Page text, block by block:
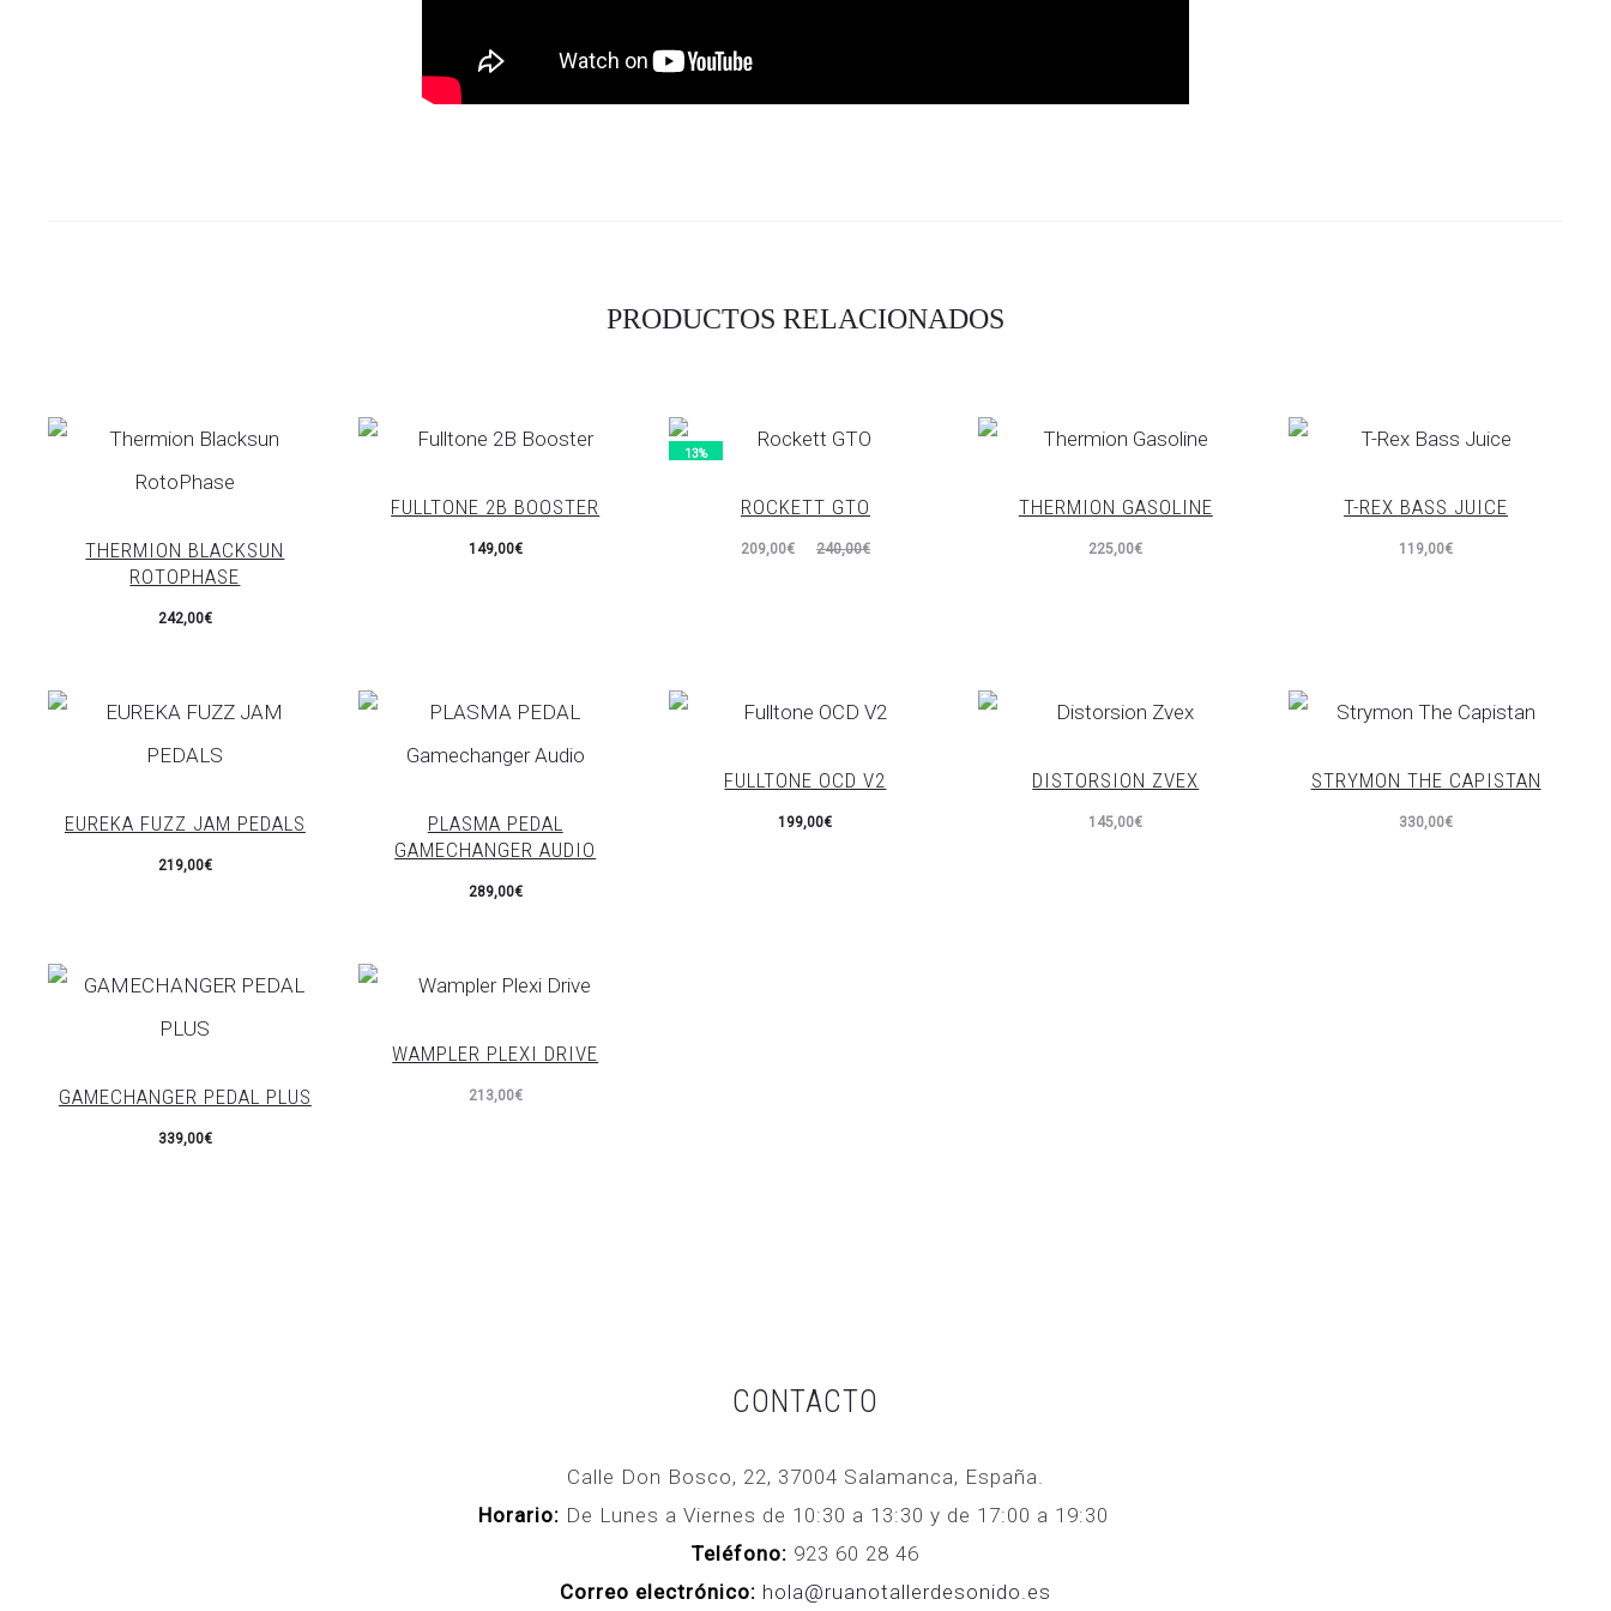
PRODUCTOS RELACIONADOS
THERMION BLACKSUN
ROTOPHASE
242,00€
FULLTONE 2B BOOSTER
149,00€
13%
ROCKETT GTO
240,00€
El
209,00€
THERMION GASOLINE
225,00€
T-REX BASS JUICE
119,00€
EUREKA FUZZ JAM PEDALS
219,00€
PLASMA PEDAL
GAMECHANGER AUDIO
289,00€
FULLTONE OCD V2
199,00€
DISTORSION ZVEX
145,00€
STRYMON THE CAPISTAN
330,00€
GAMECHANGER PEDAL PLUS
339,00€
WAMPLER PLEXI DRIVE
213,00€
CONTACTO
Calle Don Bosco, 22, 37004 Salamanca, España.
Horario: De Lunes a Viernes de 10:30 a 13:30 y de 17:00 a 19:30
Teléfono: 923 60 28 46
Correo electrónico: hola@ruanotallerdesonido.es